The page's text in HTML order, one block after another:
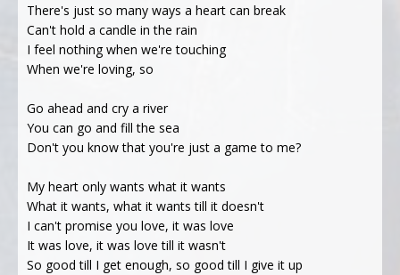
There's just so many ways a heart can break
Can't hold a candle in the rain
I feel nothing when we're touching
When we're loving, so
Go ahead and cry a river
You can go and fill the sea
Don't you know that you're just a game to me?
My heart only wants what it wants
What it wants, what it wants till it doesn't
I can't promise you love, it was love
It was love, it was love till it wasn't
So good till I get enough, so good till I give it up